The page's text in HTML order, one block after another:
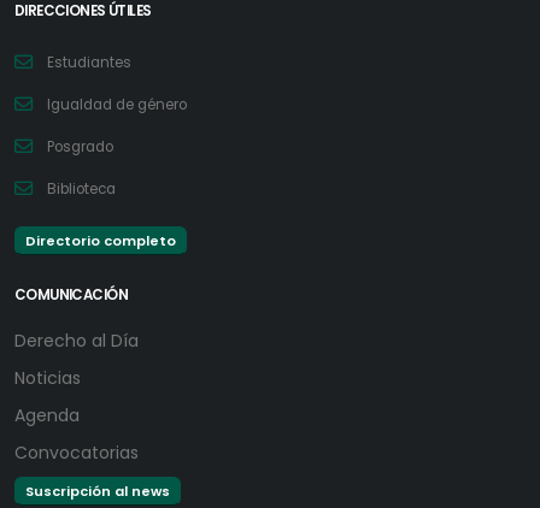
DIRECCIONES ÚTILES
Estudiantes
Igualdad de género
Posgrado
Biblioteca
Directorio completo
COMUNICACIÓN
Derecho al Día
Noticias
Agenda
Convocatorias
Suscripción al news